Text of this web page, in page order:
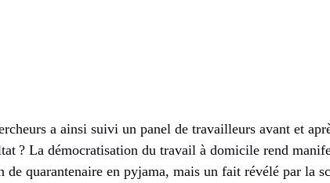
a ainsi suivi un panel de travailleurs avant et
? La démocratisation du travail à domicile rend
de quarantenaire en pyjama, mais un fait révélé par la